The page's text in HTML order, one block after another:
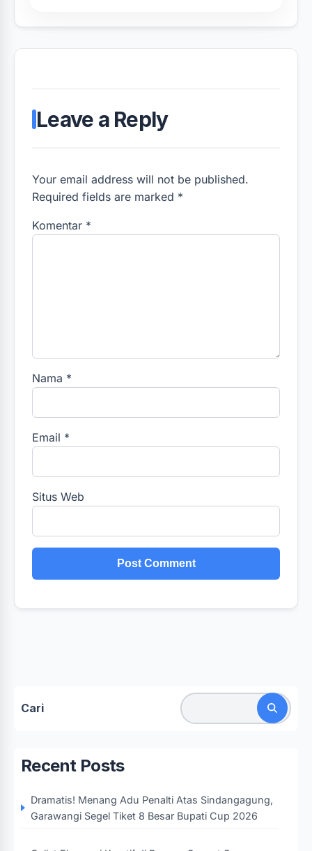
Leave a Reply
Your email address will not be published.
Required fields are marked *
Komentar *
Nama *
Email *
Situs Web
Cari
Recent Posts
Dramatis! Menang Adu Penalti Atas Sindangagung,
Garawangi Segel Tiket 8 Besar Bupati Cup 2026